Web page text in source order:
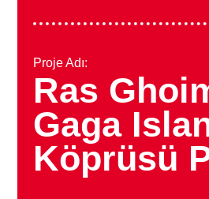
Proje Adı:
Ras
Gaga
Köprüsü